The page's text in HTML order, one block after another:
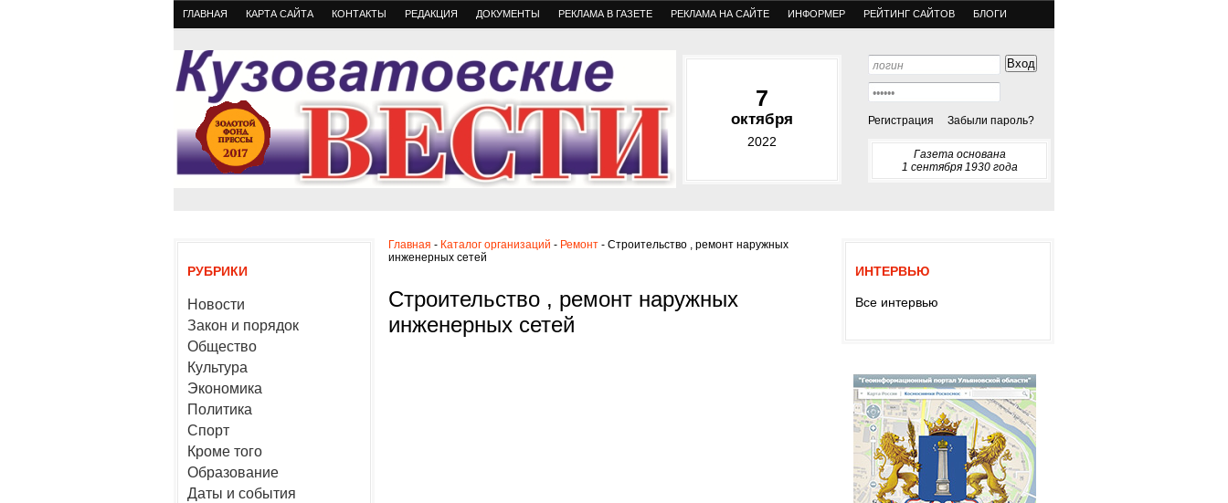
ГЛАВНАЯ КАРТА САЙТА КОНТАКТЫ РЕДАКЦИЯ ДОКУМЕНТЫ РЕКЛАМА В ГАЗЕТЕ РЕКЛАМА НА САЙТЕ ИНФОРМЕР РЕЙТИНГ САЙТОВ БЛОГИ
7
октября
2022
Регистрация Забыли пароль?
Газета основана
1 сентября 1930 года
РУБРИКИ
Новости
Закон и порядок
Общество
Культура
Экономика
Политика
Спорт
Кроме того
Образование
Даты и события
Главная - Каталог организаций - Ремонт - Строительство , ремонт наружных
инженерных сетей
Строительство , ремонт наружных
инженерных сетей
ИНТЕРВЬЮ
Все интервью